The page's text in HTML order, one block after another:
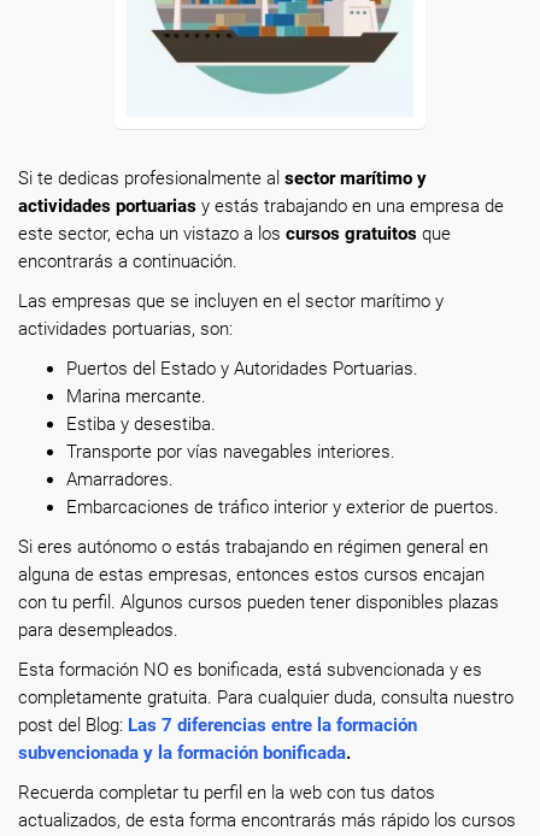
Si te dedicas profesionalmente al sector marítimo y
actividades portuarias y estás trabajando en una empresa de
este sector, echa un vistazo a los cursos gratuitos que
encontrarás a continuación.
Las empresas que se incluyen en el sector marítimo y
actividades portuarias, son:
Puertos del Estado y Autoridades Portuarias.
Marina mercante.
Estiba y desestiba.
Transporte por vías navegables interiores.
Amarradores.
Embarcaciones de tráfico interior y exterior de puertos.
Si eres autónomo o estás trabajando en régimen general en
alguna de estas empresas, entonces estos cursos encajan
con tu perfil. Algunos cursos pueden tener disponibles plazas
para desempleados.
Esta formación NO es bonificada, está subvencionada y es
completamente gratuita. Para cualquier duda, consulta nuestro
post del Blog: Las 7 diferencias entre la formación
subvencionada y la formación bonificada.
Recuerda completar tu perfil en la web con tus datos
actualizados, de esta forma encontrarás más rápido los cursos